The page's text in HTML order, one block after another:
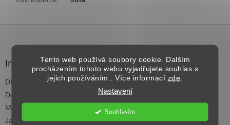
Tento web používá soubory cookie. Dalším
procházením tohoto webu vyjadřujete souhlas s
jejich používáním.. Více informací zde
Nastavení
Souhlasím
Informace pro vás
DOPRAVA NAD 2.500,- KČ ZDARMA
Dodací termíny
Možnosti platby
Jak vybrat koberec do každé místnosti